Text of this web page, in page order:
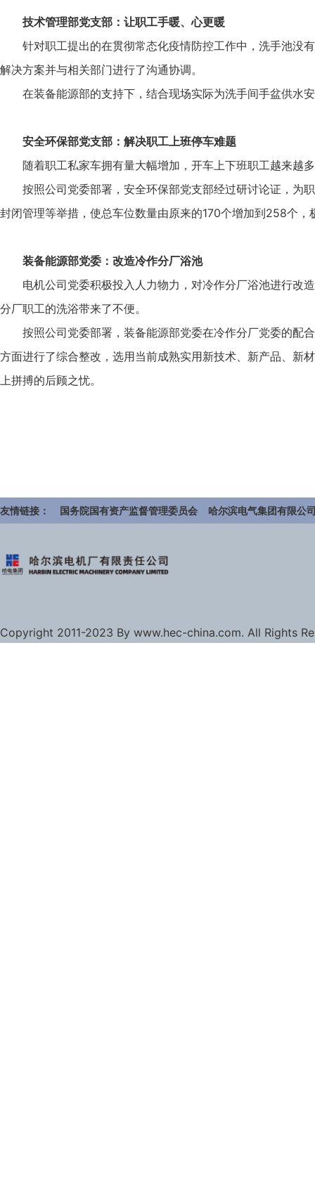
技术管理部党支部： 让职工手暖、心更暖
针对职工提出的在贯彻常态化疫情防控工作中，洗手池没
解决方案并与相关部门进行了沟通协调。
在装备能源部的支持下，结合现场实际为洗手间手盆供水
安全环保部党支部： 解决职工上班停车难题
随着职工私家车拥有量大幅增加，开车上下班职工越来越
按照公司党委部署，安全环保部党支部经过研讨论证，为
封闭管理等举措，使总车位数量由原来的170个增加到258个
装备能源部党委： 改造冷作分厂浴池
电机公司党委积极投入人力物力，对冷作分厂浴池进行改
分厂职工的洗浴带来了不便。
按照公司党委部署，装备能源部党委在冷作分厂党委的配
方面进行了综合整改，选用当前成熟实用新技术、新产品、新
上拼搏的后顾之忧。
友情链接： 国务院国有资产监督管理委员会 哈尔滨电气集团有限公
Copyright 2011-2023 By www.hec-china.com. All Rights